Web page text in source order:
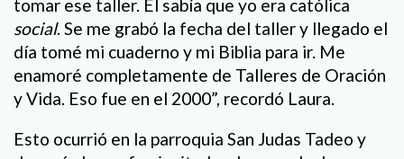
tomar ese taller. Él sabía que yo era católica
social. Se me grabó la fecha del taller y llegado el
día tomé mi cuaderno y mi Biblia para ir. Me
enamoré completamente de Talleres de Oración
y Vida. Eso fue en el 2000”, recordó Laura.
Esto ocurrió en la parroquia San Judas Tadeo y